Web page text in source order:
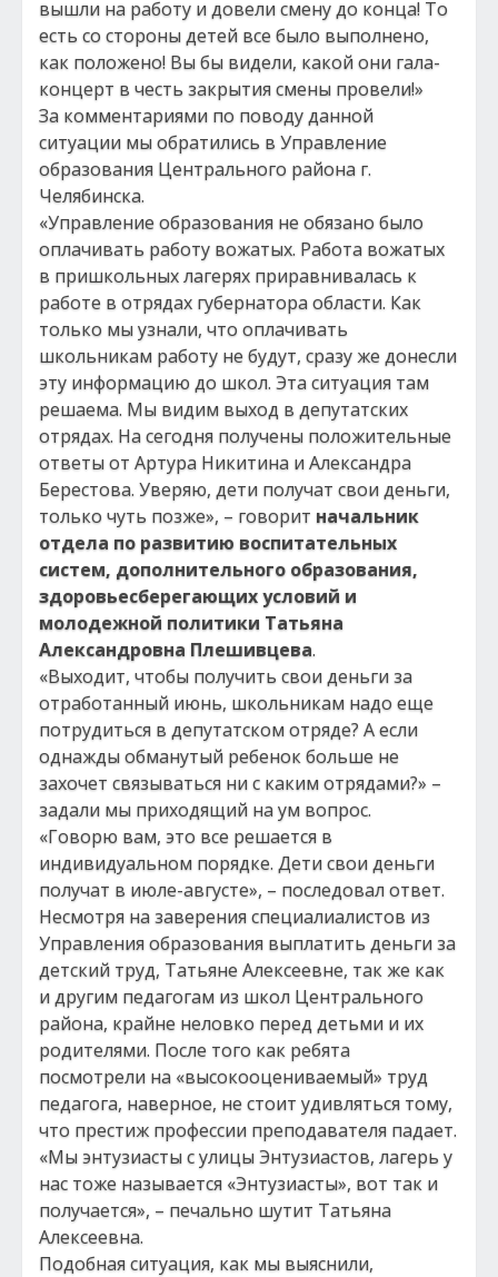
вышли на работу и довели смену до конца! То
есть со стороны детей все было выполнено,
как положено! Вы бы видели, какой они гала-
концерт в честь закрытия смены провели!»
За комментариями по поводу данной
ситуации мы обратились в Управление
образования Центрального района г.
Челябинска.
«Управление образования не обязано было
оплачивать работу вожатых. Работа вожатых
в пришкольных лагерях приравнивалась к
работе в отрядах губернатора области. Как
только мы узнали, что оплачивать
школьникам работу не будут, сразу же донесли
эту информацию до школ. Эта ситуация там
решаема. Мы видим выход в депутатских
отрядах. На сегодня получены положительные
ответы от Артура Никитина и Александра
Берестова. Уверяю, дети получат свои деньги,
только чуть позже», – говорит начальник
отдела по развитию воспитательных
систем, дополнительного образования,
здоровьесберегающих условий и
молодежной политики Татьяна
Александровна Плешивцева.
«Выходит, чтобы получить свои деньги за
отработанный июнь, школьникам надо еще
потрудиться в депутатском отряде? А если
однажды обманутый ребенок больше не
захочет связываться ни с каким отрядами?» –
задали мы приходящий на ум вопрос.
«Говорю вам, это все решается в
индивидуальном порядке. Дети свои деньги
получат в июле-августе», – последовал ответ.
Несмотря на заверения специалиалистов из
Управления образования выплатить деньги за
детский труд, Татьяне Алексеевне, так же как
и другим педагогам из школ Центрального
района, крайне неловко перед детьми и их
родителями. После того как ребята
посмотрели на «высокооцениваемый» труд
педагога, наверное, не стоит удивляться тому,
что престиж профессии преподавателя падает.
«Мы энтузиасты с улицы Энтузиастов, лагерь у
нас тоже называется «Энтузиасты», вот так и
получается», – печально шутит Татьяна
Алексеевна.
Подобная ситуация, как мы выяснили,